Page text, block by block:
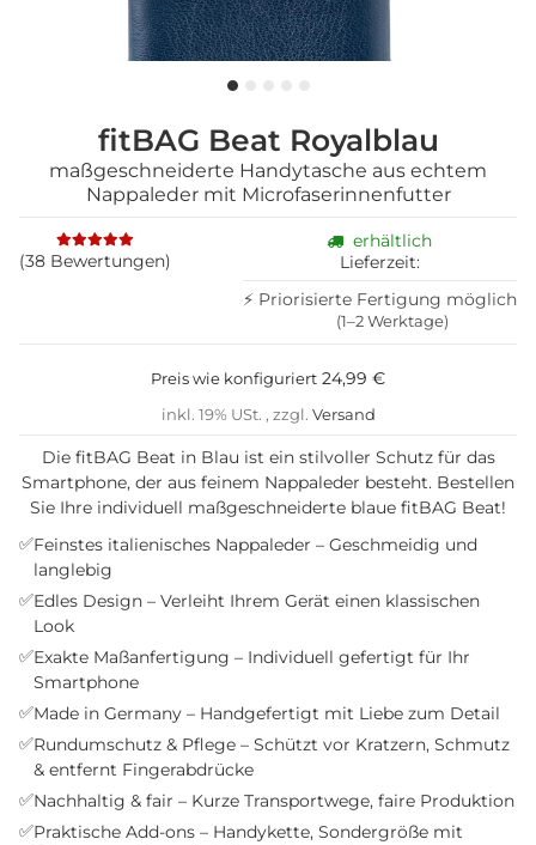
fitBAG Beat Royalblau
maßgeschneiderte Handytasche aus echtem
Nappaleder mit Microfaserinnenfutter
(38 Bewertungen)
erhältlich
Lieferzeit:
⚡ Priorisierte Fertigung möglich
(1–2 Werktage)
Preis wie konfiguriert 24,99 €
inkl. 19% USt. , zzgl. Versand
Die fitBAG Beat in Blau ist ein stilvoller Schutz für das
Smartphone, der aus feinem Nappaleder besteht. Bestellen
Sie Ihre individuell maßgeschneiderte blaue fitBAG Beat!
✅Feinstes italienisches Nappaleder – Geschmeidig und
langlebig
✅Edles Design – Verleiht Ihrem Gerät einen klassischen
Look
✅Exakte Maßanfertigung – Individuell gefertigt für Ihr
Smartphone
✅Made in Germany – Handgefertigt mit Liebe zum Detail
✅Rundumschutz & Pflege – Schützt vor Kratzern, Schmutz
& entfernt Fingerabdrücke
✅Nachhaltig & fair – Kurze Transportwege, faire Produktion
✅Praktische Add-ons – Handykette, Sondergröße mit